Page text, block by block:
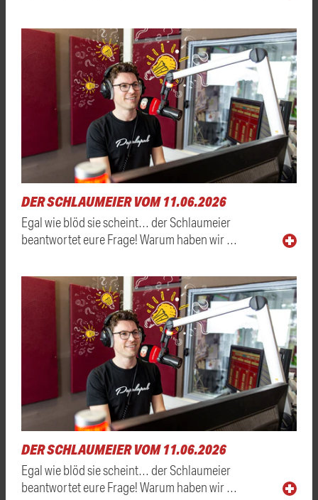
DER SCHLAUMEIER VOM 11.06.2026
Egal wie blöd sie scheint… der Schlaumeier
beantwortet eure Frage! Warum haben wir …
DER SCHLAUMEIER VOM 11.06.2026
Egal wie blöd sie scheint… der Schlaumeier
beantwortet eure Frage! Warum haben wir …